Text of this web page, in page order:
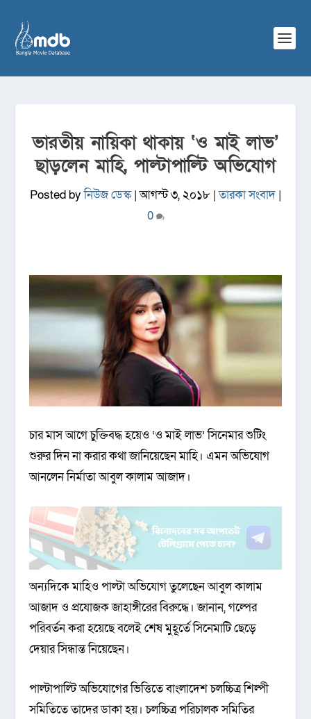
ভারতীয় নায়িকা থাকায় ‘ও মাই লাভ’
ছাড়লেন মাহি, পাল্টাপাল্টি অভিযোগ
Posted byনিউজ ডেস্ক|আগস্ট ৩, ২০১৮ |তারকা সংবাদ |
0
চার মাস আগে চুক্তিবদ্ধ হয়েও ‘ও মাই লাভ’ সিনেমার শুটিং
শুরুর দিন না করার কথা জানিয়েছেন মাহি। এমন অভিযোগ
আনলেন নির্মাতা আবুল কালাম আজাদ।
অন্যদিকে মাহিও পাল্টা অভিযোগ তুলেছেন আবুল কালাম
আজাদ ও প্রযোজক জাহাঙ্গীরের বিরুদ্ধে। জানান, গল্পের
পরিবর্তন করা হয়েছে বলেই শেষ মুহূর্তে সিনেমাটি ছেড়ে
দেয়ার সিন্ধান্ত নিয়েছেন।
পাল্টাপাল্টি অভিযোগের ভিত্তিতে বাংলাদেশ চলচ্চিত্র শিল্পী
সমিতিতে তাদের ডাকা হয়। চলচ্চিত্র পরিচালক সমিতির